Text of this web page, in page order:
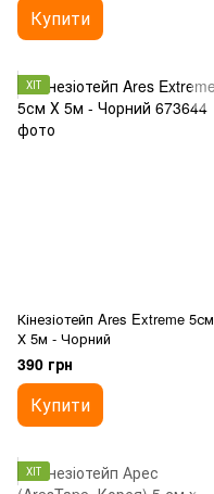
Купити
ХІТ
Кінезіотейп Ares Extreme 5см
Х 5м - Чорний
390 грн
Купити
ХІТ